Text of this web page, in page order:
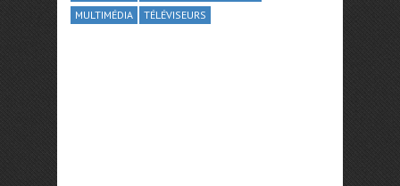
MULTIMÉDIA
TÉLÉVISEURS